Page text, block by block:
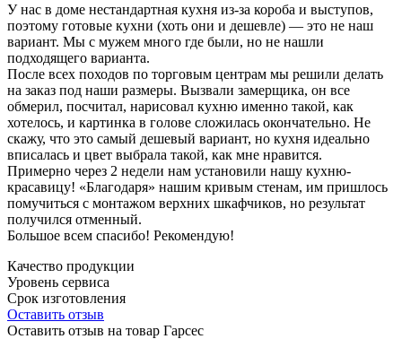
У нас в доме нестандартная кухня из-за короба и выступов,
поэтому готовые кухни (хоть они и дешевле) — это не наш
вариант. Мы с мужем много где были, но не нашли
подходящего варианта.
После всех походов по торговым центрам мы решили делать
на заказ под наши размеры. Вызвали замерщика, он все
обмерил, посчитал, нарисовал кухню именно такой, как
хотелось, и картинка в голове сложилась окончательно. Не
скажу, что это самый дешевый вариант, но кухня идеально
вписалась и цвет выбрала такой, как мне нравится.
Примерно через 2 недели нам установили нашу кухню-
красавицу! «Благодаря» нашим кривым стенам, им пришлось
помучиться с монтажом верхних шкафчиков, но результат
получился отменный.
Большое всем спасибо! Рекомендую!
Качество продукции
Уровень сервиса
Срок изготовления
Оставить отзыв
Оставить отзыв на товар Гарсес